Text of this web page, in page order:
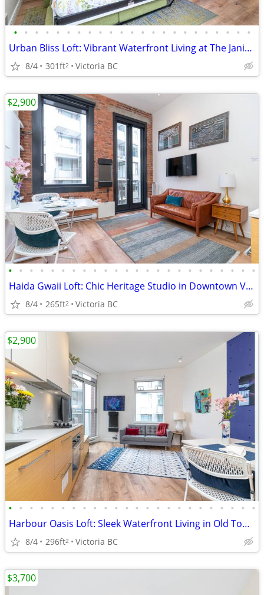
• • • • • • • • • • • • • • • • • • • • • • •
Urban Bliss Loft: Vibrant Waterfront Living at The Janion
8/4 301ft2 Victoria BC
• • • • • • • • • • • • • • • • • • • • • • • •
Haida Gwaii Loft: Chic Heritage Studio in Downtown Victoria
8/4 265ft2 Victoria BC
$2,900
• • • • • • • • • • • • • • • • • • • • • • • •
Harbour Oasis Loft: Sleek Waterfront Living in Old Town Victoria
8/4 296ft2 Victoria BC
$2,900
$3,700